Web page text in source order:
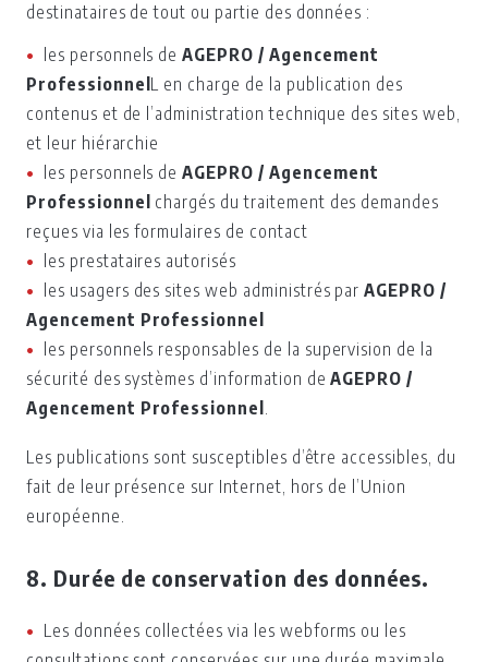
destinataires de tout ou partie des données :
les personnels deAGEPRO / Agencement
Professionnel L en charge de la publication des
contenus et de l’administration technique des sites web,
et leur hiérarchie
les personnels deAGEPRO / Agencement
Professionnel chargés du traitement des demandes
reçues via les formulaires de contact
les prestataires autorisés
les usagers des sites web administrés parAGEPRO /
Agencement Professionnel
les personnels responsables de la supervision de la
sécurité des systèmes d’information deAGEPRO /
Agencement Professionnel .
Les publications sont susceptibles d’être accessibles, du
fait de leur présence sur Internet, hors de l’Union
européenne.
8. Durée de conservation des données.
Les données collectées via les webforms ou les